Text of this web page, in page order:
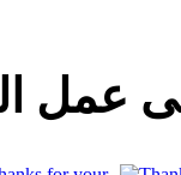
عمل